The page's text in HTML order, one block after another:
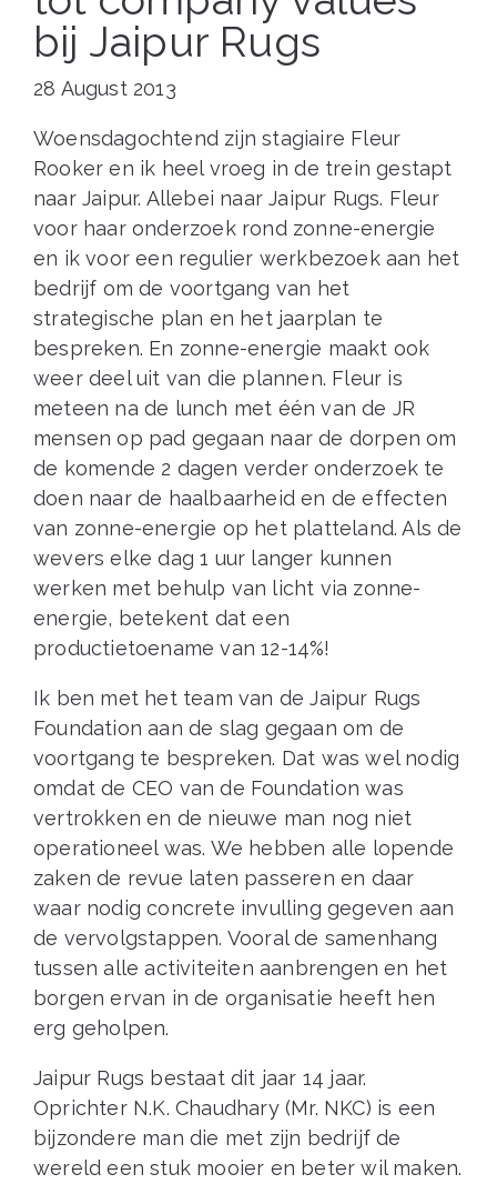
bij Jaipur Rugs
28 August 2013
Woensdagochtend zijn stagiaire Fleur
Rooker en ik heel vroeg in de trein gestapt
naar Jaipur. Allebei naar Jaipur Rugs. Fleur
voor haar onderzoek rond zonne-energie
en ik voor een regulier werkbezoek aan het
bedrijf om de voortgang van het
strategische plan en het jaarplan te
bespreken. En zonne-energie maakt ook
weer deel uit van die plannen. Fleur is
meteen na de lunch met één van de JR
mensen op pad gegaan naar de dorpen om
de komende 2 dagen verder onderzoek te
doen naar de haalbaarheid en de effecten
van zonne-energie op het platteland. Als de
wevers elke dag 1 uur langer kunnen
werken met behulp van licht via zonne-
energie, betekent dat een
productietoename van 12-14%!
Ik ben met het team van de Jaipur Rugs
Foundation aan de slag gegaan om de
voortgang te bespreken. Dat was wel nodig
omdat de CEO van de Foundation was
vertrokken en de nieuwe man nog niet
operationeel was. We hebben alle lopende
zaken de revue laten passeren en daar
waar nodig concrete invulling gegeven aan
de vervolgstappen. Vooral de samenhang
tussen alle activiteiten aanbrengen en het
borgen ervan in de organisatie heeft hen
erg geholpen.
Jaipur Rugs bestaat dit jaar 14 jaar.
Oprichter N.K. Chaudhary (Mr. NKC) is een
bijzondere man die met zijn bedrijf de
wereld een stuk mooier en beter wil maken.